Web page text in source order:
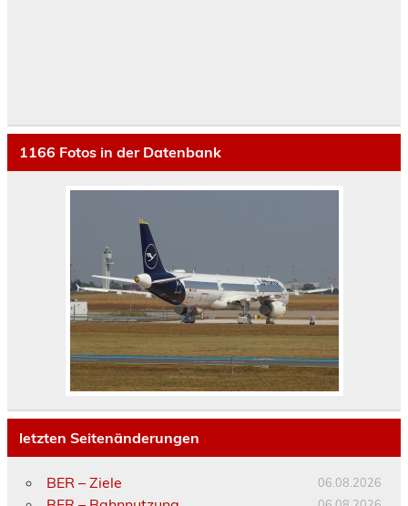
1166 Fotos in der Datenbank
letzten Seitenänderungen
BER – Ziele 06.08.2026